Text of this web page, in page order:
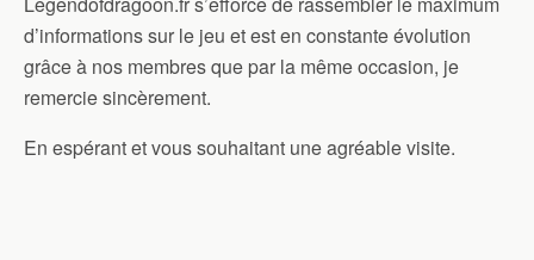
d’informations sur le jeu et est en constante évolution
grâce à nos membres que par la même occasion, je
remercie sincèrement.
En espérant et vous souhaitant une agréable visite.